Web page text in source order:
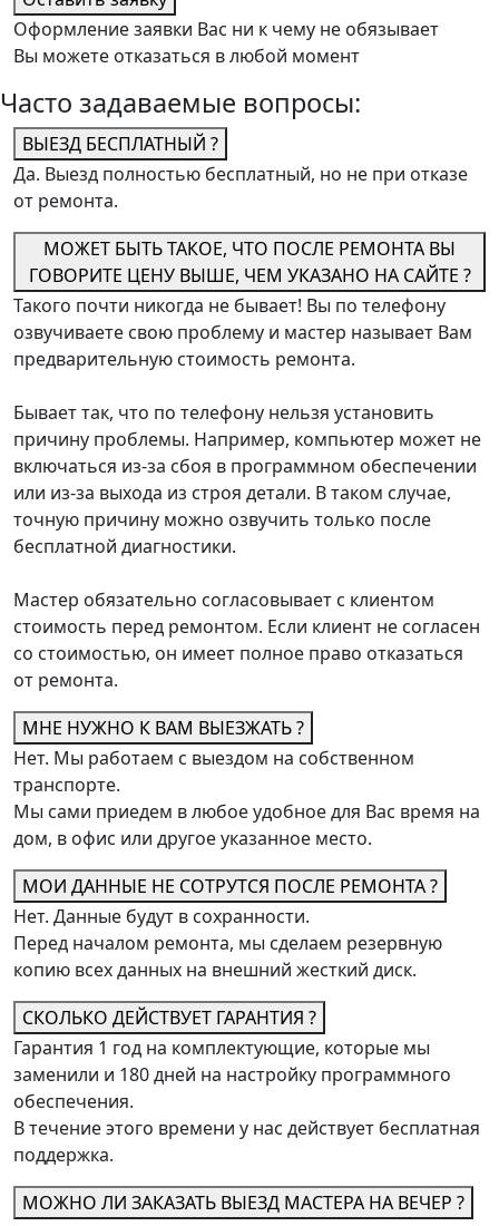
Оформление заявки Вас ни к чему не обязывает
Вы можете отказаться в любой момент
Часто задаваемые вопросы:
ВЫЕЗД БЕСПЛАТНЫЙ ?
Да. Выезд полностью бесплатный, но не при отказе
от ремонта.
МОЖЕТ БЫТЬ ТАКОЕ, ЧТО ПОСЛЕ РЕМОНТА ВЫ
ГОВОРИТЕ ЦЕНУ ВЫШЕ, ЧЕМ УКАЗАНО НА САЙТЕ ?
Такого почти никогда не бывает! Вы по телефону
озвучиваете свою проблему и мастер называет Вам
предварительную стоимость ремонта.
Бывает так, что по телефону нельзя установить
причину проблемы. Например, компьютер может не
включаться из-за сбоя в программном обеспечении
или из-за выхода из строя детали. В таком случае,
точную причину можно озвучить только после
бесплатной диагностики.
Мастер обязательно согласовывает с клиентом
стоимость перед ремонтом. Если клиент не согласен
со стоимостью, он имеет полное право отказаться
от ремонта.
МНЕ НУЖНО К ВАМ ВЫЕЗЖАТЬ ?
Нет. Мы работаем с выездом на собственном
транспорте.
Мы сами приедем в любое удобное для Вас время на
дом, в офис или другое указанное место.
МОИ ДАННЫЕ НЕ СОТРУТСЯ ПОСЛЕ РЕМОНТА ?
Нет. Данные будут в сохранности.
Перед началом ремонта, мы сделаем резервную
копию всех данных на внешний жесткий диск.
СКОЛЬКО ДЕЙСТВУЕТ ГАРАНТИЯ ?
Гарантия 1 год на комплектующие, которые мы
заменили и 180 дней на настройку программного
обеспечения.
В течение этого времени у нас действует бесплатная
поддержка.
МОЖНО ЛИ ЗАКАЗАТЬ ВЫЕЗД МАСТЕРА НА ВЕЧЕР ?